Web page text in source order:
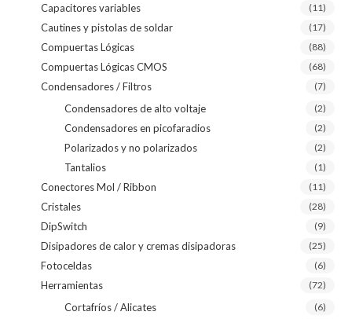
Capacitores variables (11)
Cautines y pistolas de soldar (17)
Compuertas Lógicas (88)
Compuertas Lógicas CMOS (68)
Condensadores / Filtros (7)
Condensadores de alto voltaje (2)
Condensadores en picofaradios (2)
Polarizados y no polarizados (2)
Tantalios (1)
Conectores Mol / Ribbon (11)
Cristales (28)
DipSwitch (9)
Disipadores de calor y cremas disipadoras (25)
Fotoceldas (6)
Herramientas (72)
Cortafríos / Alicates (6)